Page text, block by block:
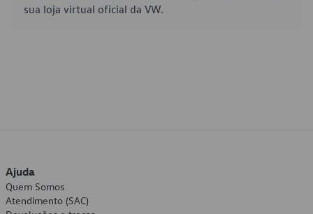
sua loja virtual oficial da VW.
Ajuda
Quem Somos
Atendimento (SAC)